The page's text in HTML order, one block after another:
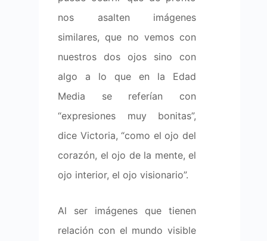
nos asalten imágenes
similares, que no vemos con
nuestros dos ojos sino con
algo a lo que en la Edad
Media se referían con
“expresiones muy bonitas”,
dice Victoria, “como el ojo del
corazón, el ojo de la mente, el
ojo interior, el ojo visionario”.
Al ser imágenes que tienen
relación con el mundo visible